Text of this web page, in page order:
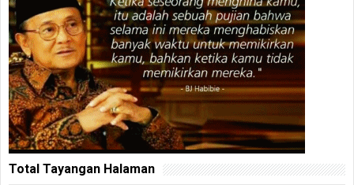
Total Tayangan Halaman